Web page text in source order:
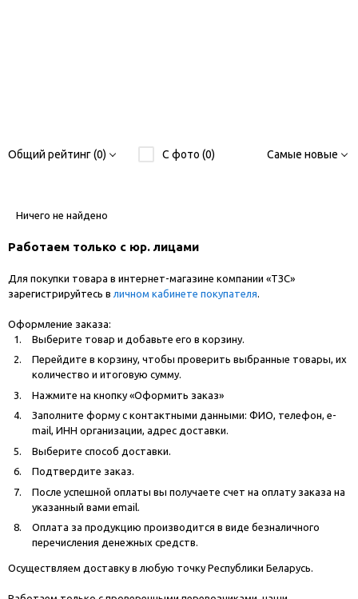
Общий рейтинг (0) С фото (0) Самые новые
Ничего не найдено
Работаем только с юр. лицами
Для покупки товара в интернет-магазине компании «ТЗС»
зарегистрируйтесь в личном кабинете покупателя.
Оформление заказа:
Выберите товар и добавьте его в корзину.
Перейдите в корзину, чтобы проверить выбранные товары, их
количество и итоговую сумму.
Нажмите на кнопку «Оформить заказ»
Заполните форму с контактными данными: ФИО, телефон, e-
mail, ИНН организации, адрес доставки.
Выберите способ доставки.
Подтвердите заказ.
После успешной оплаты вы получаете счет на оплату заказа на
указанный вами email.
Оплата за продукцию производится в виде безналичного
перечисления денежных средств.
Осуществляем доставку в любую точку Республики Беларусь.